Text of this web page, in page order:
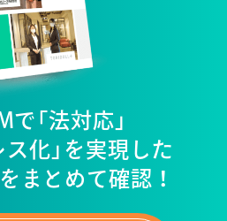
で「法対応」
ス化」を実現した
まとめて確認 ！